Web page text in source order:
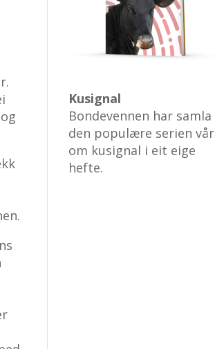
Kusignal
Bondevennen har samla
den populære serien vår
om kusignal i eit eige
hefte.